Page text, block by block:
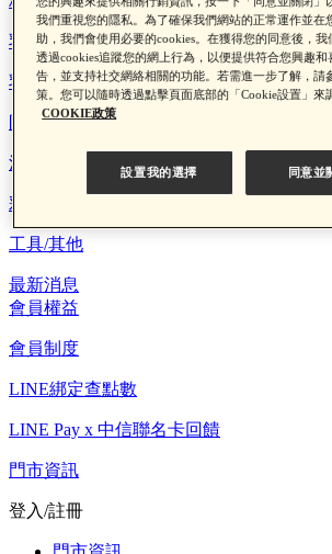
乳液
乳霜
防曬
洗顏/卸妝
彩妝
工具/其他
最新消息
會員權益
會員制度
LINE綁定查點數
LINE Pay x 中信聯名卡回饋
門市資訊
登入/註冊
我們重視您的隱私。為了確保我們網站的正常運作並在
助，我們會使用必要的cookies。在獲得您的同意後，
透過cookies追蹤您的網上行為，以便提供符合您興趣
告，並支持社交網絡相關的功能。若需進一步了解，請
策。您可以隨時透過點擊頁面底部的「Cookie設置」來
COOKIE政策
設置我的選擇 同意並